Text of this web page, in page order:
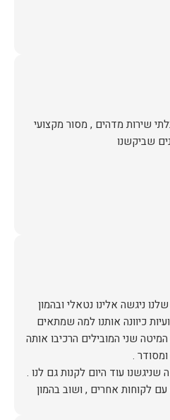
שירות מדהים , מסור מקצועי
ניגשה אלינו נטאלי ובהמון
כיוונה אותנו למה שמתאים
שני המובילים הרכיבו אותה
לקוחות אחרים , ושוב בהמון